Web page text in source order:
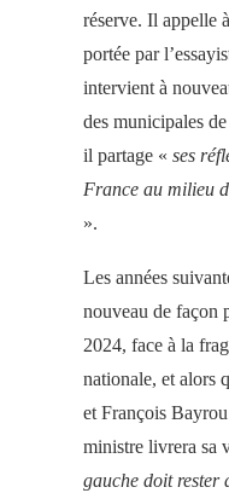
réserve. Il appelle
portée par
intervient à
des municipales
il partage « ses
France au milieu
».
Les années
nouveau de façon
2024, face à la
nationale, et alors
et François
ministre livrera sa
gauche doit rester